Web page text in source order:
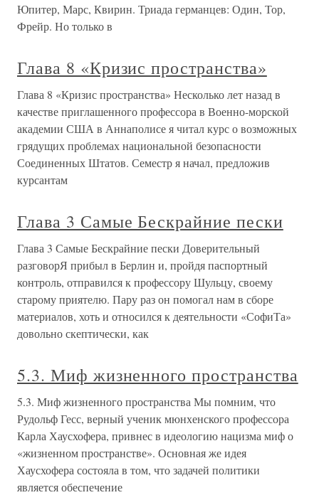
Юпитер, Марс, Квирин. Триада германцев: Один, Тор,
Фрейр. Но только в
Глава 8 «Кризис пространства»
Глава 8 «Кризис пространства» Несколько лет назад в
качестве приглашенного профессора в Военно-морской
академии США в Аннаполисе я читал курс о возможных
грядущих проблемах национальной безопасности
Соединенных Штатов. Семестр я начал, предложив
курсантам
Глава 3 Самые Бескрайние пески
Глава 3 Самые Бескрайние пески Доверительный
разговорЯ прибыл в Берлин и, пройдя паспортный
контроль, отправился к профессору Шульцу, своему
старому приятелю. Пару раз он помогал нам в сборе
материалов, хоть и относился к деятельности «СофиТа»
довольно скептически, как
5.3. Миф жизненного пространства
5.3. Миф жизненного пространства Мы помним, что
Рудольф Гесс, верный ученик мюнхенского профессора
Карла Хаусхофера, привнес в идеологию нацизма миф о
«жизненном пространстве». Основная же идея
Хаусхофера состояла в том, что задачей политики
является обеспечение